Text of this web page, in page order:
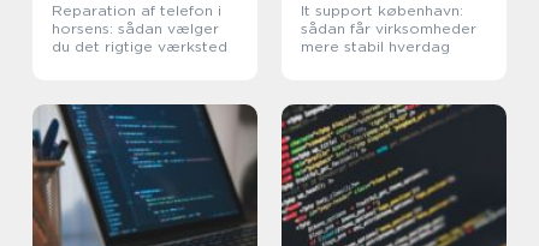
Reparation af telefon i
horsens: sådan vælger
du det rigtige værksted
It support københavn:
sådan får virksomheder
mere stabil hverdag